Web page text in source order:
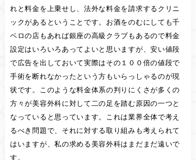
れと料金を上乗せし、法外な料金を請求するクリニ
ックがあるということです。お酒をのむにしても千
ベロの店もあれば銀座の高級クラブもあるので料金
設定はいろいろあってよいと思いますが、安い値段
で広告を出しておいて実際はその１００倍の値段で
手術を断れなかったという方もいらっしゃるのが現
状です。このような料金体系の判りにくさが多くの
方々が美容外科に対して二の足を踏む原因の一つと
なっていると思っています。これは業界全体で考え
るべき問題で、それに対する取り組みも考えられて
はいますが、私の求める美容外科はまだまだ遠いで
す。